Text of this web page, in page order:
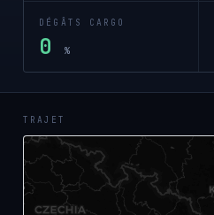
DÉGÂTS CARGO
0 %
TRAJET